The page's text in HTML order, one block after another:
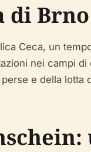
Ceca, un
nei campi
e della lotta